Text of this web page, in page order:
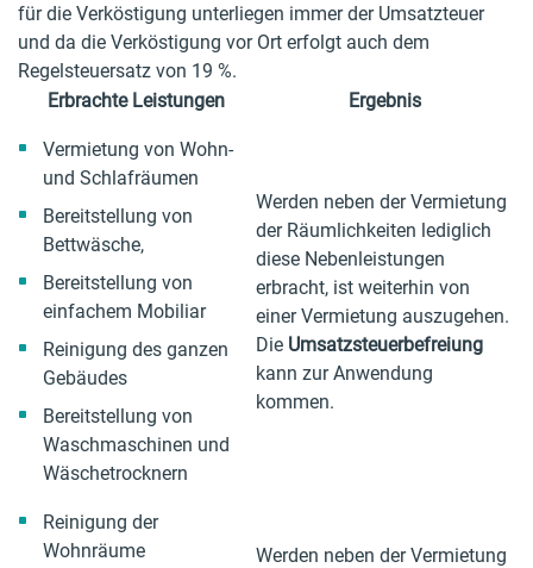
für die Verköstigung unterliegen immer der Umsatzteuer
und da die Verköstigung vor Ort erfolgt auch dem
Regelsteuersatz von 19 %.
Erbrachte Leistungen
Ergebnis
Vermietung von Wohn-
und Schlafräumen
Bereitstellung von
Bettwäsche,
Bereitstellung von
einfachem Mobiliar
Reinigung des ganzen
Gebäudes
Bereitstellung von
Waschmaschinen und
Wäschetrocknern
Werden neben der Vermietung
der Räumlichkeiten lediglich
diese Nebenleistungen
erbracht, ist weiterhin von
einer Vermietung auszugehen.
Die Umsatzsteuerbefreiung
kann zur Anwendung
kommen.
Reinigung der
Wohnräume
Werden neben der Vermietung